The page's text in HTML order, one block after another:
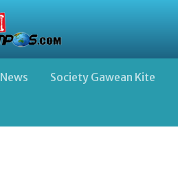
News Society Gawean Kite